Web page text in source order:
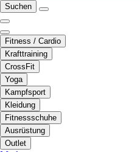
Suchen
Fitness / Cardio
Krafttraining
CrossFit
Yoga
Kampfsport
Kleidung
Fitnessschuhe
Ausrüstung
Outlet